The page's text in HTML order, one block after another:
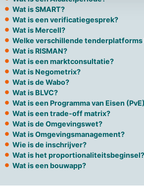
Wat is SMART?
Wat is een verificatiegesprek?
Wat is Mercell?
Welke verschillende tenderplatforms
Wat is RISMAN?
Wat is een marktconsultatie?
Wat is Negometrix?
Wat is de Wabo?
Wat is BLVC?
Wat is een Programma van Eisen
Wat is een trade-off matrix?
Wat is de Omgevingswet?
Wat is Omgevingsmanagement?
Wie is de inschrijver?
Wat is het proportionaliteitsbeginsel?
Wat is een bouwapp?